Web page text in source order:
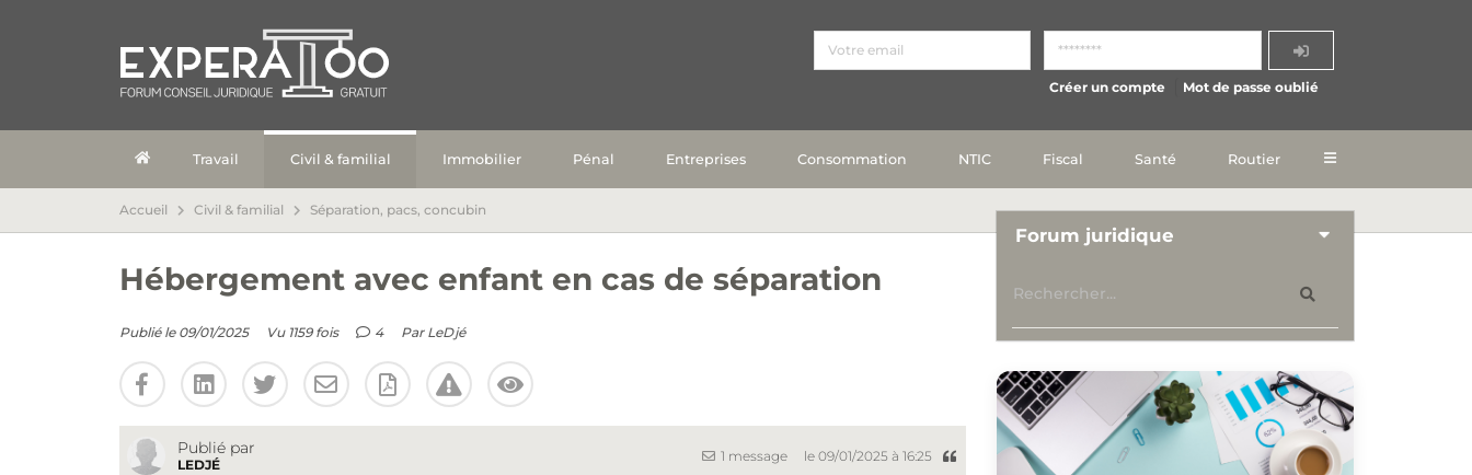
Créer un compte Mot de passe oublié
Travail Civil & familial Immobilier Pénal Entreprises Consommation NTIC Fiscal Santé Routier
Accueil Civil & familial Séparation, pacs, concubin
Hébergement avec enfant en cas de séparation
Publié le 09/01/2025 Vu 1159 fois 4 Par LeDjé
Publié par
LEDJÉ
1 message le 09/01/2025 à 16:25
Forum juridique